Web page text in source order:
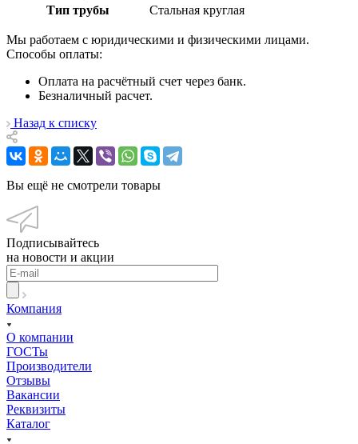
Тип трубы
Стальная круглая
Мы работаем с юридическими и физическими лицами.
Способы оплаты:
Оплата на расчётный счет через банк.
Безналичный расчет.
Назад к списку
Вы ещё не смотрели товары
Подписывайтесь
на новости и акции
Компания
О компании
ГОСТы
Производители
Отзывы
Вакансии
Реквизиты
Каталог